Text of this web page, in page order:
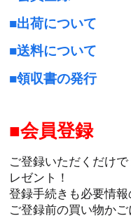
出荷について
送料について
領収書の発行
会員登録
ご登録いただくだけ
レゼント！
登録手続きも必要情
ご登録前の買い物か